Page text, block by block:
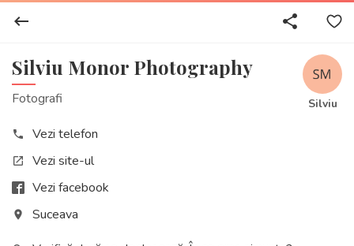
keyboard_backspace share
Silviu Monor Photography
Fotografi Silviu
phone Vezi telefon
open_in_new
Vezi site-ul
Vezi facebook
place Suceava